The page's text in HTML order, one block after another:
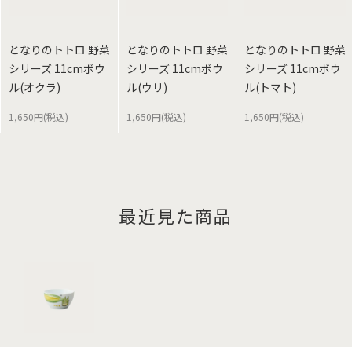
となりのトトロ 野菜
シリーズ 11cmボウ
ル(オクラ)
1,650円(税込)
となりのトトロ 野菜
シリーズ 11cmボウ
ル(ウリ)
1,650円(税込)
となりのトトロ 野菜
シリーズ 11cmボウ
ル(トマト)
1,650円(税込)
最近見た商品